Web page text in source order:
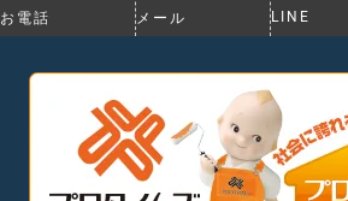
お電話 メール LINE